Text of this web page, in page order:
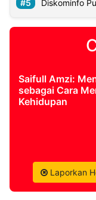
Diskominfo
Saifull Amzi:
sebagai Cara
Kehidupan
Laporkan